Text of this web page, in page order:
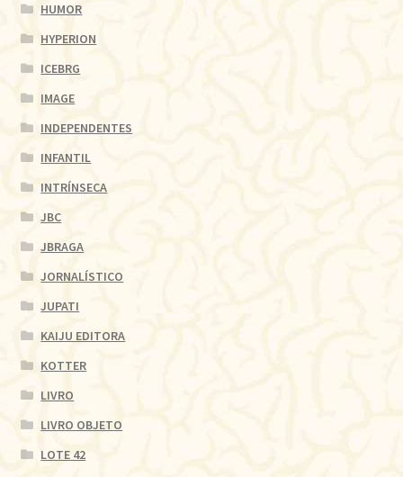
HUMOR
HYPERION
ICEBRG
IMAGE
INDEPENDENTES
INFANTIL
INTRÍNSECA
JBC
JBRAGA
JORNALÍSTICO
JUPATI
KAIJU EDITORA
KOTTER
LIVRO
LIVRO OBJETO
LOTE 42